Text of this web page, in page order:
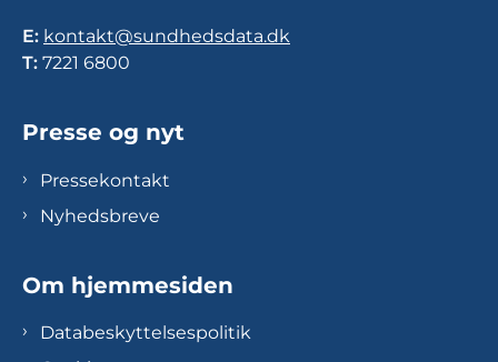
E: kontakt@sundhedsdata.dk
T: 7221 6800
Presse og nyt
Pressekontakt
Nyhedsbreve
Om hjemmesiden
Databeskyttelsespolitik